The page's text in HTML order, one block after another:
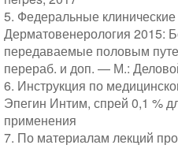
5. Федеральные
Дерматовенерология 2015:
передаваемые половым
перераб. и доп. — М.:
6. Инструкция по
Эпегин Интим, спрей 0,1 %
применения
7. По материалам лекций